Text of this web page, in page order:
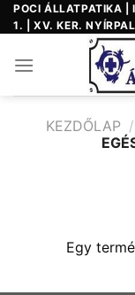
Skip
to
POCI ÁLLATPATIKA |
1. | XV. KER.
KEZDŐLAP /
Egy